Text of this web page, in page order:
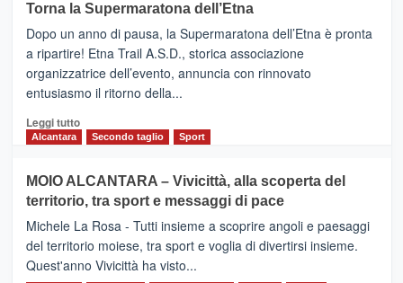
BROOKS
SuperMaratona
dell’Etna,
presentata
l’edizione
2026
Torna la Supermaratona dell’Etna
Dopo un anno di pausa, la Supermaratona dell’Etna è pronta
a ripartire! Etna Trail A.S.D., storica associazione
organizzatrice dell’evento, annuncia con rinnovato
entusiasmo il ritorno della...
Leggi tuttoLeggi
Torna
la
Supermaratona
dell’Etna
Alcantara Secondo taglio Sport
MOIO ALCANTARA – Vivicittà, alla scoperta del
territorio, tra sport e messaggi di pace
Michele La Rosa - Tutti insieme a scoprire angoli e paesaggi
del territorio moiese, tra sport e voglia di divertirsi insieme.
Quest'anno Vivicittà ha visto...